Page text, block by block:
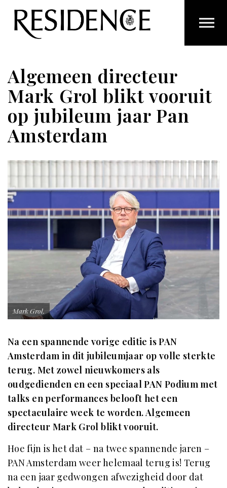
Overslaan en ga direct naar de inhoud
Algemeen directeur
Mark Grol blikt vooruit
op jubileum jaar Pan
Amsterdam
Mark Grol.
Na een spannende vorige editie is PAN
Amsterdam in dit jubileumjaar op volle sterkte
terug. Met zowel nieuwkomers als
oudgedienden en een speciaal PAN Podium met
talks en performances belooft het een
spectaculaire week te worden. Algemeen
directeur Mark Grol blikt vooruit.
Hoe fijn is het dat – na twee spannende jaren –
PAN Amsterdam weer helemaal terug is! Terug
na een jaar gedwongen afwezigheid door dat